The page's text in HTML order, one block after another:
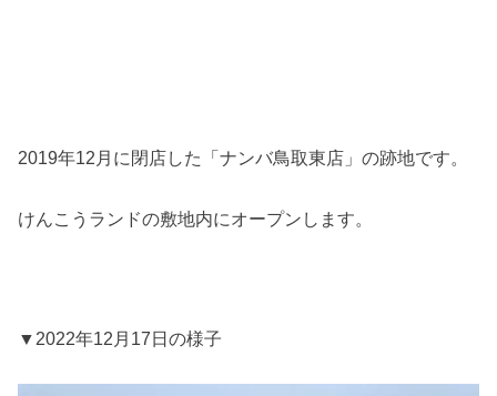
2019年12月に閉店した「ナンバ鳥取東店」の跡地です。
けんこうランドの敷地内にオープンします。
▼2022年12月17日の様子